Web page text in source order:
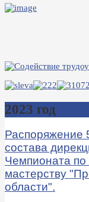
2023 год
Распоряжение
состава
Чемпионата
мастерству
области".